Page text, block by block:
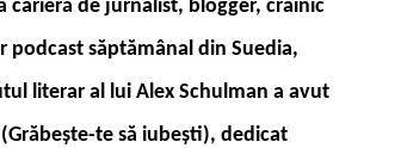
carieră de jurnalist, blogger, crainic
podcast săptămânal din Suedia,
literar al lui Alex Schulman a avut
te să iubești), dedicat